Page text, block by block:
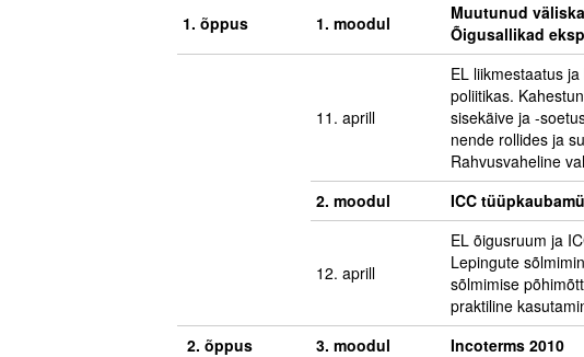
1. õppus 1. moodul
Muutunud
Õigusallikad
11. aprill
EL liikmestaatus
poliitikas.
sisekäive ja -
nende rollides ja
Rahvusvaheline
2. moodul
ICC
12. aprill
EL õigusruum ja
Lepingute
sõlmimise
praktiline
2. õppus
3. moodul Incoterms 2010